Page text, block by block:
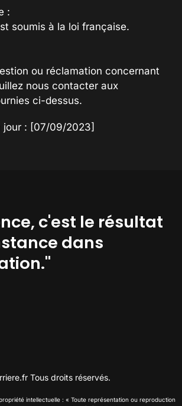
:
soumis à la loi française.
ou réclamation concernant
nous contacter aux
ci-dessus.
jour : [07/09/2023]
c'est le résultat
dans
Tous droits réservés.
intellectuelle : « Toute représentation ou reproduction